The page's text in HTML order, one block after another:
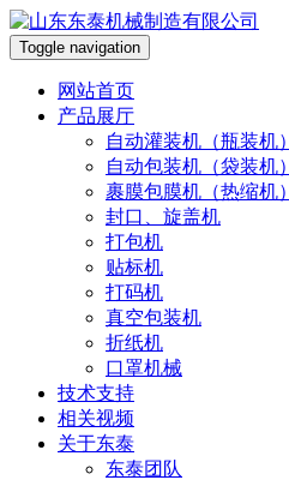
Toggle navigation
网站首页
产品展厅
自动灌装机（瓶装机）
自动包装机（袋装机）
裹膜包膜机（热缩机）
封口、旋盖机
打包机
贴标机
打码机
真空包装机
折纸机
口罩机械
技术支持
相关视频
关于东泰
东泰团队